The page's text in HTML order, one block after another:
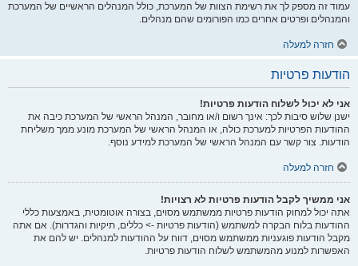
עמוד זה מספק לך את רשימת הצוות של המערכת, כולל המנהלים הראשיים של המערכת
והמנהלים ופרטים אחרים כמו הפורומים שהם מנהלים.
חזרה למעלה
הודעות פרטיות
אני לא יכול לשלוח הודעות פרטיות!
ישנן שלוש סיבות לכך: אינך רשום ו/או מחובר, המנהל הראשי של המערכת כיבה את
ההודעות הפרטיות למערכת כולה, או המנהל הראשי של המערכת מונע ממך משליחת
הודעות. צור קשר עם המנהל הראשי של המערכת למידע נוסף.
חזרה למעלה
אני ממשיך לקבל הודעות פרטיות לא רצויות!
אתה יכול למחוק הודעות פרטיות ממשתמש מסוים, בצורה אוטומטית, באמצעות כללי
ההודעות בלוח הבקרה למשתמש (הודעות פרטיות -> כללים, תיקיות והגדרות). אם אתה
מקבל הודעות פוגעניות ממשתמש מסוים, דווח על ההודעות למנהלים. יש להם את
האפשרות למנוע מהמשתמש לשלוח הודעות פרטיות.